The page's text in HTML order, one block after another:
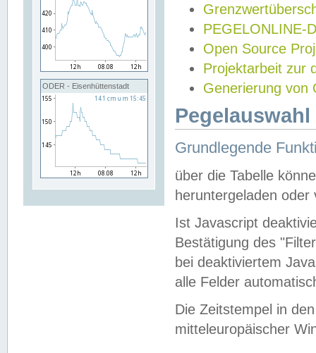
ODER - Eisenhüttenstadt
PEGELONLINE-
Open Source
Projektarbeit zur
Generierung von
Grundlegende
über die Tabelle
heruntergeladen oder
Ist Javascript
Bestätigung des
bei deaktiviertem
alle Felder
Die Zeitstempel in
mitteleuropäischer